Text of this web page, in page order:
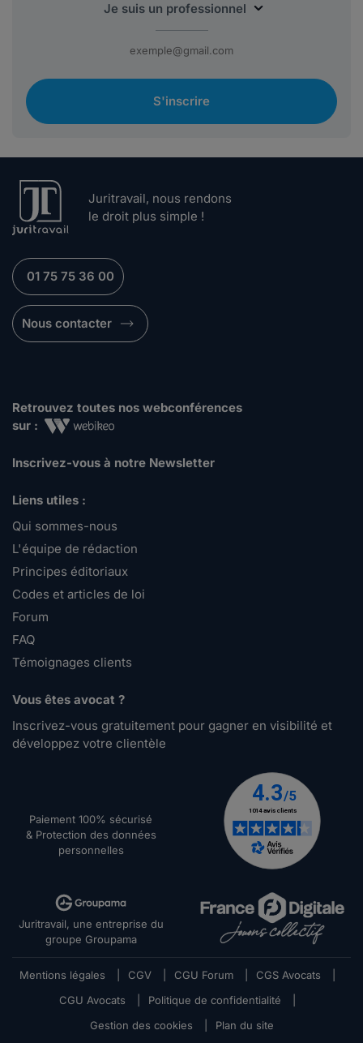
S'inscrire
Juritravail, nous rendons
le droit plus simple !
01 75 75 36 00
Nous contacter
Retrouvez toutes nos webconférences
sur :
Inscrivez-vous à notre Newsletter
Liens utiles :
Qui sommes-nous
L'équipe de rédaction
Principes éditoriaux
Codes et articles de loi
Forum
FAQ
Témoignages clients
Vous êtes avocat ?
Inscrivez-vous gratuitement pour gagner en visibilité et
développez votre clientèle
Paiement 100% sécurisé
& Protection des données
personnelles
Juritravail, une entreprise du
groupe Groupama
Mentions légales CGV CGU Forum CGS Avocats
CGU Avocats
Politique de confidentialité
Gestion des cookies
Plan du site